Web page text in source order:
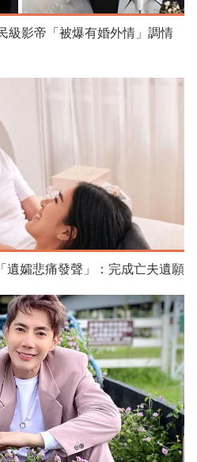
級影帝「被爆有婚外情」調情
遺孀悲痛發聲」：完成亡夫遺願